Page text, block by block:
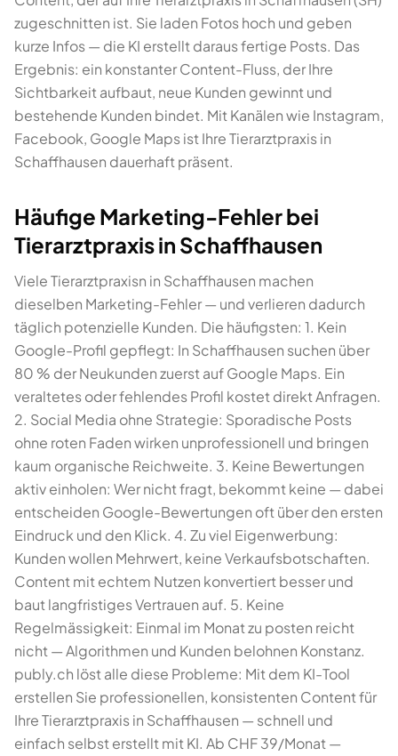
zugeschnitten ist. Sie laden Fotos hoch und geben
kurze Infos — die KI erstellt daraus fertige Posts. Das
Ergebnis: ein konstanter Content-Fluss, der Ihre
Sichtbarkeit aufbaut, neue Kunden gewinnt und
bestehende Kunden bindet. Mit Kanälen wie Instagram,
Facebook, Google Maps ist Ihre Tierarztpraxis in
Schaffhausen dauerhaft präsent.
Häufige Marketing-Fehler bei
Tierarztpraxis in Schaffhausen
Viele Tierarztpraxisn in Schaffhausen machen
dieselben Marketing-Fehler — und verlieren dadurch
täglich potenzielle Kunden. Die häufigsten: 1. Kein
Google-Profil gepflegt: In Schaffhausen suchen über
80 % der Neukunden zuerst auf Google Maps. Ein
veraltetes oder fehlendes Profil kostet direkt Anfragen.
2. Social Media ohne Strategie: Sporadische Posts
ohne roten Faden wirken unprofessionell und bringen
kaum organische Reichweite. 3. Keine Bewertungen
aktiv einholen: Wer nicht fragt, bekommt keine — dabei
entscheiden Google-Bewertungen oft über den ersten
Eindruck und den Klick. 4. Zu viel Eigenwerbung:
Kunden wollen Mehrwert, keine Verkaufsbotschaften.
Content mit echtem Nutzen konvertiert besser und
baut langfristiges Vertrauen auf. 5. Keine
Regelmässigkeit: Einmal im Monat zu posten reicht
nicht — Algorithmen und Kunden belohnen Konstanz.
publy.ch löst alle diese Probleme: Mit dem KI-Tool
erstellen Sie professionellen, konsistenten Content für
Ihre Tierarztpraxis in Schaffhausen — schnell und
einfach selbst erstellt mit KI. Ab CHF 39/Monat —